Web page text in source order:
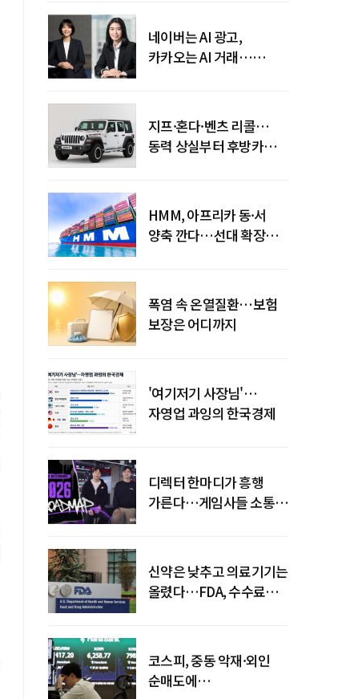
네이버는 AI 광고,
카카오는 AI 거래…
지프·혼다·벤츠 리콜…
동력 상실부터 후방카메라
HMM, 아프리카 동·서
양축 깐다…선대 확장
폭염 속 온열질환…보험
보장은 어디까지
'여기저기 사장님'…
자영업 과잉의 한국경제
디렉터 한마디가 흥행
가른다…게임사들 소통
신약은 낮추고 의료기기는
올렸다…FDA, 수수료
코스피, 중동 악재·외인
순매도에